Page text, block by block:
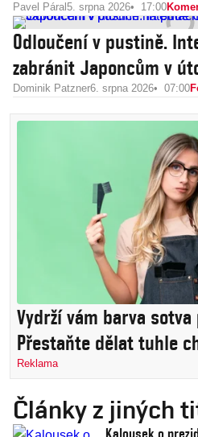
Pavel Páral 5. srpna 2026 17:00
Odloučení v pustině.
zabránit Japoncům v
Dominik Patzner6. srpna 2026 07:00
Vydrží vám barva
Přestaňte dělat tuhle
Reklama
Články z jiných